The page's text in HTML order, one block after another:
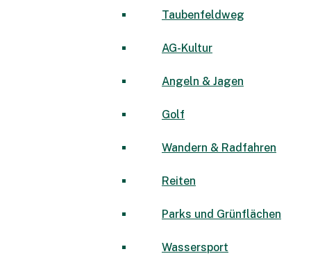
Taubenfeldweg
AG-Kultur
Angeln & Jagen
Golf
Wandern & Radfahren
Reiten
Parks und Grünflächen
Wassersport